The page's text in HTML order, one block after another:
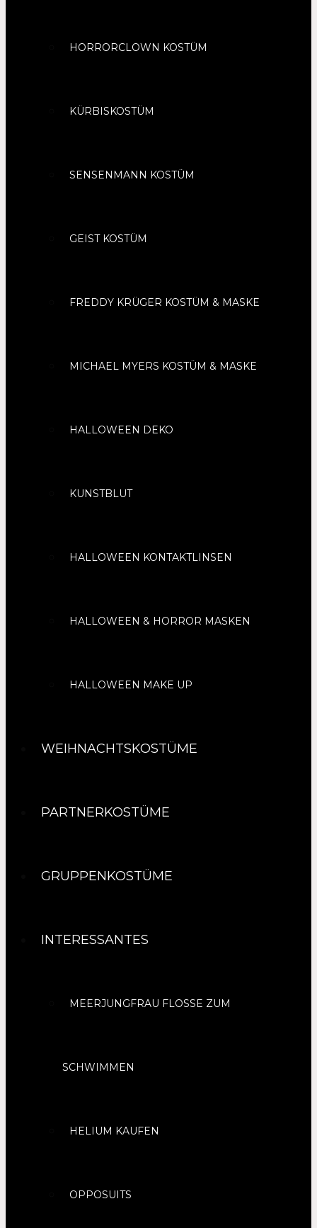
HORRORCLOWN KOSTÜM
KÜRBISKOSTÜM
SENSENMANN KOSTÜM
GEIST KOSTÜM
FREDDY KRÜGER KOSTÜM & MASKE
MICHAEL MYERS KOSTÜM & MASKE
HALLOWEEN DEKO
KUNSTBLUT
HALLOWEEN KONTAKTLINSEN
HALLOWEEN & HORROR MASKEN
HALLOWEEN MAKE UP
WEIHNACHTSKOSTÜME
PARTNERKOSTÜME
GRUPPENKOSTÜME
INTERESSANTES
MEERJUNGFRAU FLOSSE ZUM
SCHWIMMEN
HELIUM KAUFEN
OPPOSUITS